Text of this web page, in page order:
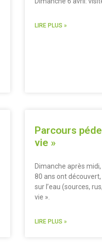
LIRE PLUS »
Parcours
vie »
Dimanche après
80 ans ont
sur l’eau (sources,
vie ».
LIRE PLUS »